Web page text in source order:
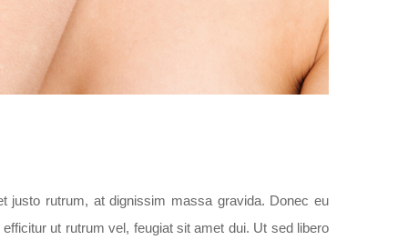
justo rutrum, at dignissim massa gravida. Donec eu
ut rutrum vel, feugiat sit amet dui. Ut sed libero